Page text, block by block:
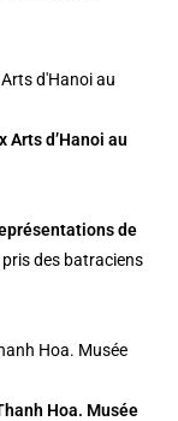
Arts d’Hanoi au
de
des batraciens
Hoa. Musée